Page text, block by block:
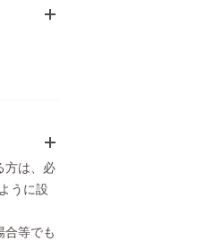
方は、必
うに設
合等でも